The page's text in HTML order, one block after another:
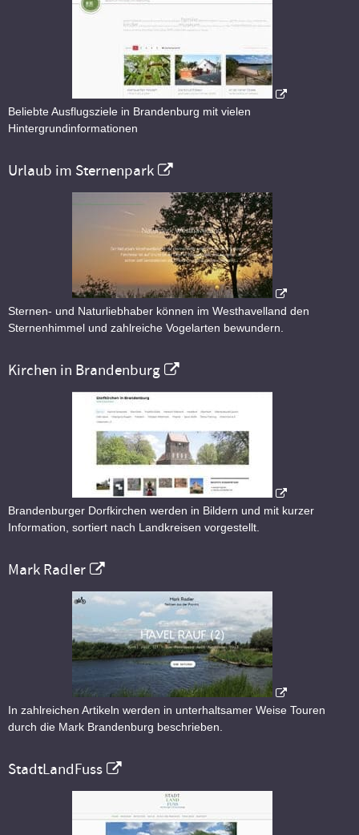
Beliebte Ausflugsziele in Brandenburg mit vielen
Hintergrundinformationen
Urlaub im Sternenpark
Sternen- und Naturliebhaber können im Westhavelland den
Sternenhimmel und zahlreiche Vogelarten bewundern.
Kirchen in Brandenburg
Brandenburger Dorfkirchen werden in Bildern und mit kurzer
Information, sortiert nach Landkreisen vorgestellt.
Mark Radler
In zahlreichen Artikeln werden in unterhaltsamer Weise Touren
durch die Mark Brandenburg beschrieben.
StadtLandFuss